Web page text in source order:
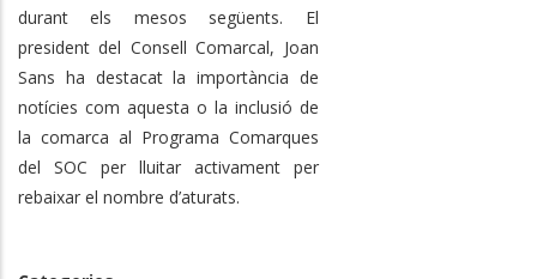
durant els mesos següents. El
president del Consell Comarcal, Joan
Sans ha destacat la importància de
notícies com aquesta o la inclusió de
la comarca al Programa Comarques
del SOC per lluitar activament per
rebaixar el nombre d’aturats.